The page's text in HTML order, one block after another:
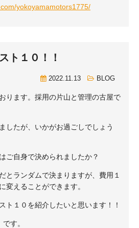
yokoyamamotors1775/
ト１０！！
2022.11.13 BLOG
ります。採用の片山と管理の古屋で
したが、いかがお過ごしでしょう
ご自身で決められましたか？
とランダムで決まりますが、費用１
変えることができます。
ト１０を紹介したいと思います！！
す。